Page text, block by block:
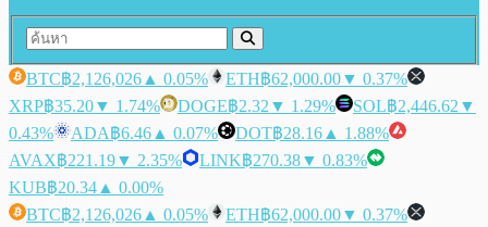
BTC฿2,126,026 ▲ 0.05% ETH฿62,000.00▼ 0.37%
XRP฿35.20▼ 1.74% DOGE฿2.32 ▼ 1.29% SOL฿2,446.62 ▼
0.43%
ADA฿6.46 ▲ 0.07% DOT฿28.16 ▲ 1.88%
AVAX฿221.19▼ 2.35% LINK฿270.38▼ 0.83%
KUB฿20.34 ▲ 0.00%
BTC฿2,126,026 ▲ 0.05% ETH฿62,000.00▼ 0.37%